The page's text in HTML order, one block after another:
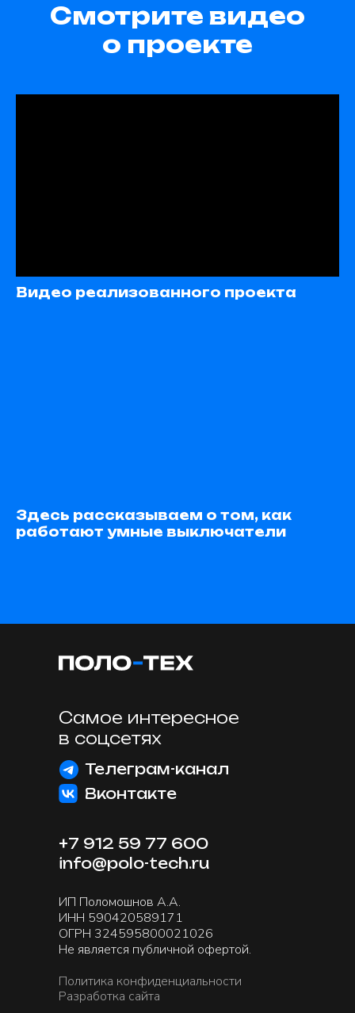
Смотрите видео
о проекте
Видео реализованного проекта
Здесь рассказываем о том, как
работают умные выключатели
ИП Поломошнов А.А.
ИНН 590420589171
ОГРН 324595800021026
Не является публичной офертой.
Политика конфиденциальности
Разработка сайта
+7 912 59 77 600
info@polo-tech.ru
Телеграм-канал
Вконтакте
Самое интересное
в соцсетях